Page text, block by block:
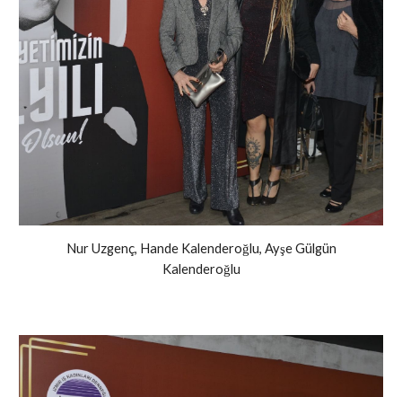
Nur Uzgenç, Hande Kalenderoğlu, Ayşe Gülgün
Kalenderoğlu